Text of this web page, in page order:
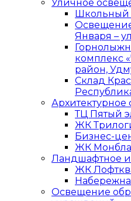
Уличное
Школьный
Освещение
Января –
комплекс
район,
Склад
ТЦ Пятый
ЖК
Бизнес-
ЖК
Ландшафтное
ЖК
Освещение